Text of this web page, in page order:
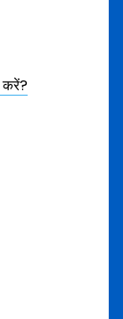
करें?